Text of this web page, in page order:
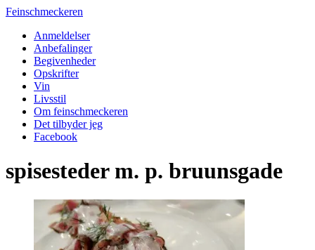
Feinschmeckeren
Anmeldelser
Anbefalinger
Begivenheder
Opskrifter
Vin
Livsstil
Om feinschmeckeren
Det tilbyder jeg
Facebook
spisesteder m. p. bruunsgade